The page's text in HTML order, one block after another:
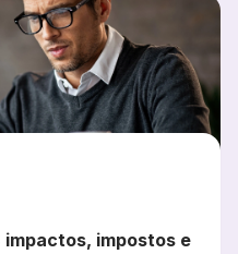
impostos e